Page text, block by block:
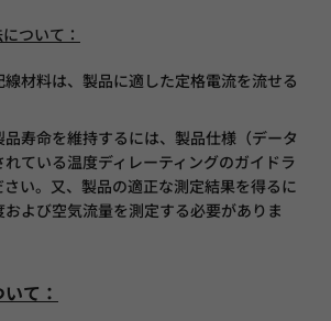
ついて：
材料は、製品に適した定格電流を流せる
寿命を維持するには、製品仕様（データ
ている温度ディレーティングのガイドラ
い。又、製品の適正な測定結果を得るに
よび空気流量を測定する必要がありま
て：